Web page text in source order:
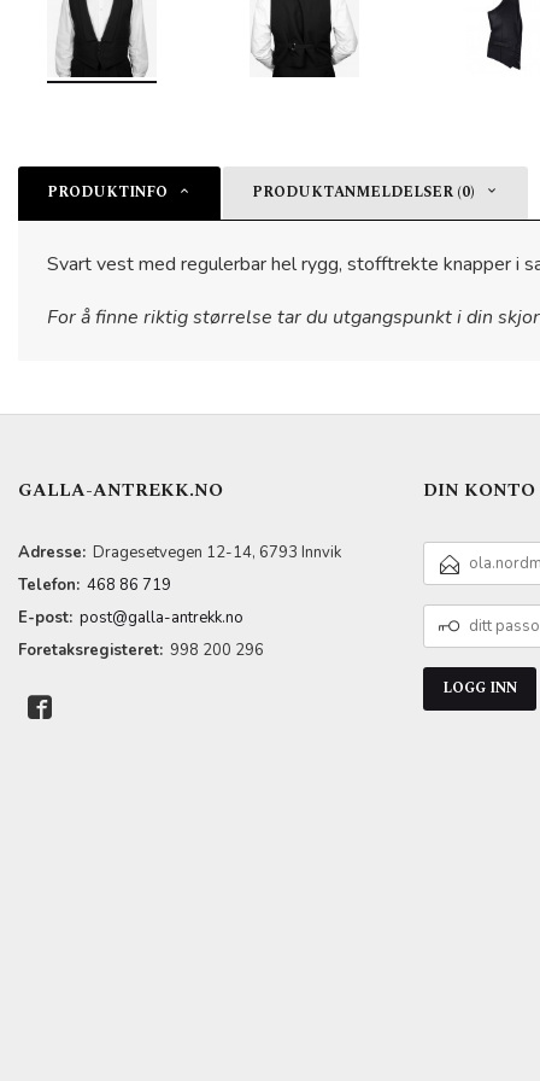
PRODUKTINFO PRODUKTANMELDELSER (0)
Svart vest med regulerbar hel rygg, stofftrekte knapper i
For å finne riktig størrelse tar du utgangspunkt i din
GALLA-ANTREKK.NO
Adresse: Dragesetvegen 12-14, 6793 Innvik
Telefon: 468 86 719
E-post: post@galla-antrekk.no
Foretaksregisteret: 998 200 296
DIN KONTO
E-
POSTADRESSE
DITT
PASSORD